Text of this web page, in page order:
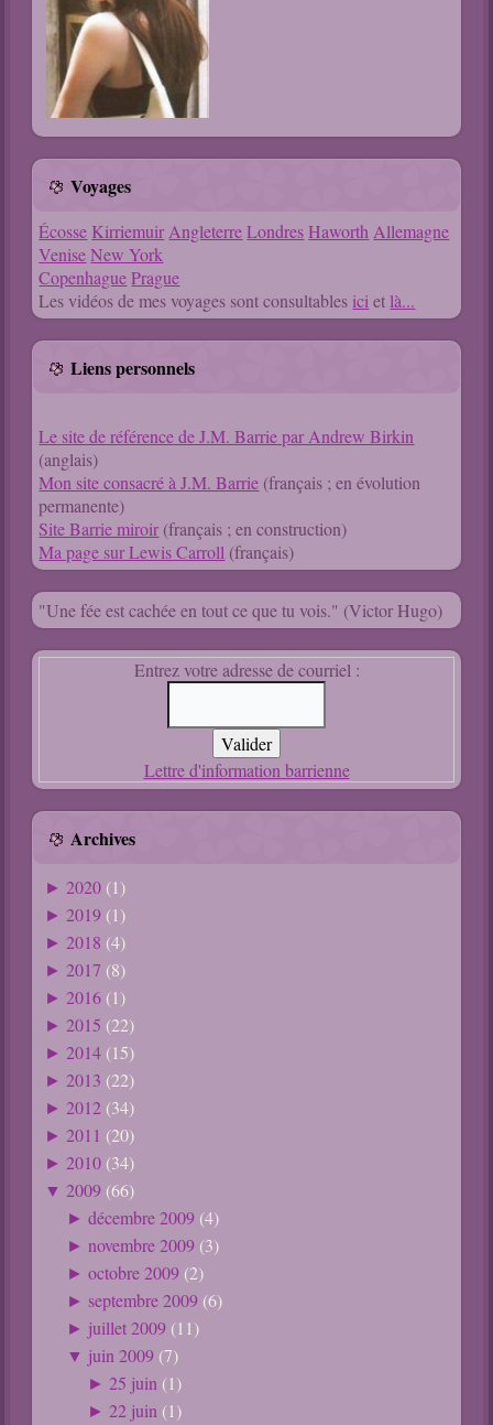
Voyages
Écosse Kirriemuir Angleterre Londres Haworth Allemagne
Venise New York
Copenhague Prague
Les vidéos de mes voyages sont consultables ici etlà...
Liens personnels
Le site de référence de J.M. Barrie par Andrew Birkin
(anglais)
Mon site consacré à J.M. Barrie (français ; en évolution
permanente)
Site Barrie miroir (français ; en construction)
Ma page sur Lewis Carroll (français)
"Une fée est cachée en tout ce que tu vois." (Victor Hugo)
Entrez votre adresse de courriel :
Lettre d'information barrienne
Archives
►2020 (1)
►2019 (1)
►2018 (4)
►2017 (8)
►2016 (1)
►2015 (22)
►2014 (15)
►2013 (22)
►2012 (34)
►2011 (20)
►2010 (34)
▼2009 (66)
► décembre 2009 (4)
► novembre 2009 (3)
► octobre 2009 (2)
► septembre 2009 (6)
► juillet 2009 (11)
▼ juin 2009 (7)
► 25 juin (1)
► 22 juin (1)